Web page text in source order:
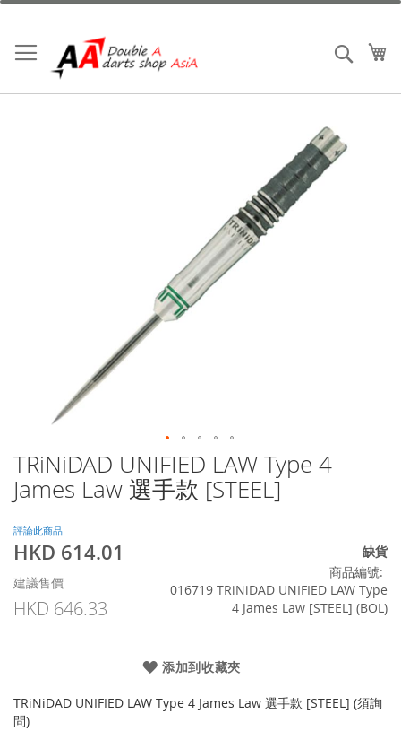
跳
內
容
搜索
TRiNiDAD UNIFIED LAW Type 4
James Law 選手款 [STEEL]
評論此商品
特
價
格
HKD 614.01
建議售價
HKD 646.33
缺貨
商品編號
016719 TRiNiDAD UNIFIED LAW Type
4 James Law [STEEL] (BOL)
添加到收藏夾
TRiNiDAD UNIFIED LAW Type 4 James Law 選手款 [STEEL] (須詢
問)
Skip
to
the
of
the
gallery